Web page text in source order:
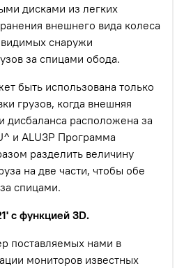
дисками из легких
внешнего вида колеса
снаружи
за спицами обода.
быть использована только
грузов, когда внешняя
дисбаланса расположена за
и ALU3P Программа
разделить величину
на две части, чтобы обе
спицами.
с функцией 3D.
поставляемых нами в
мониторов известных